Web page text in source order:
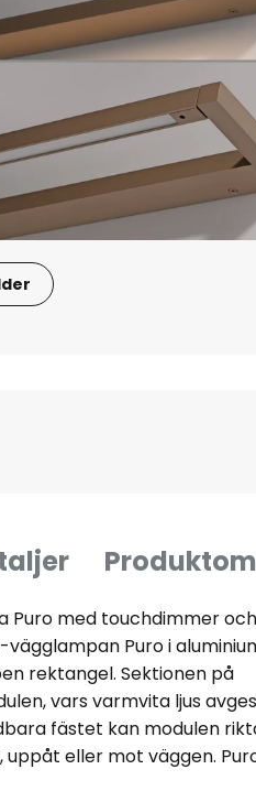
Puro med touchdimmer och
Puro i
rektangel. Sektionen på
vars varmvita ljus
fästet kan modulen
eller mot väggen.
som gör det möjligt